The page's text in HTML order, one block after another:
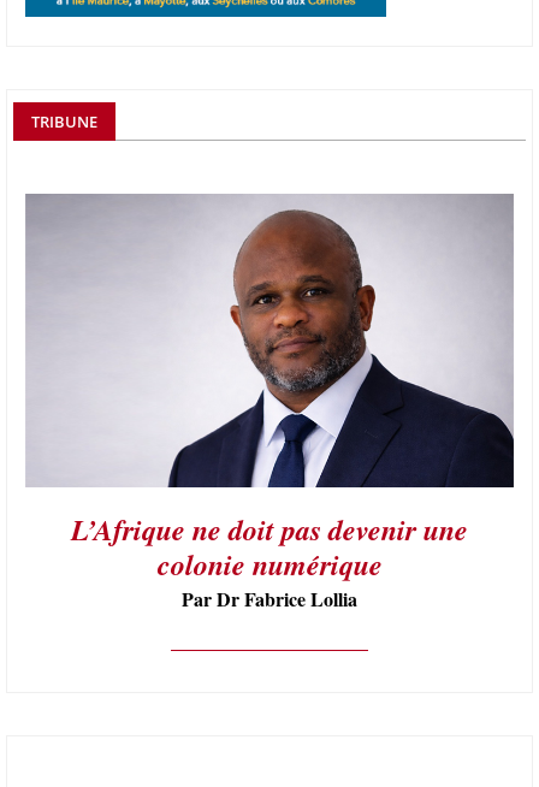
TRIBUNE
L’Afrique ne doit pas devenir une
colonie numérique
Par Dr Fabrice Lollia